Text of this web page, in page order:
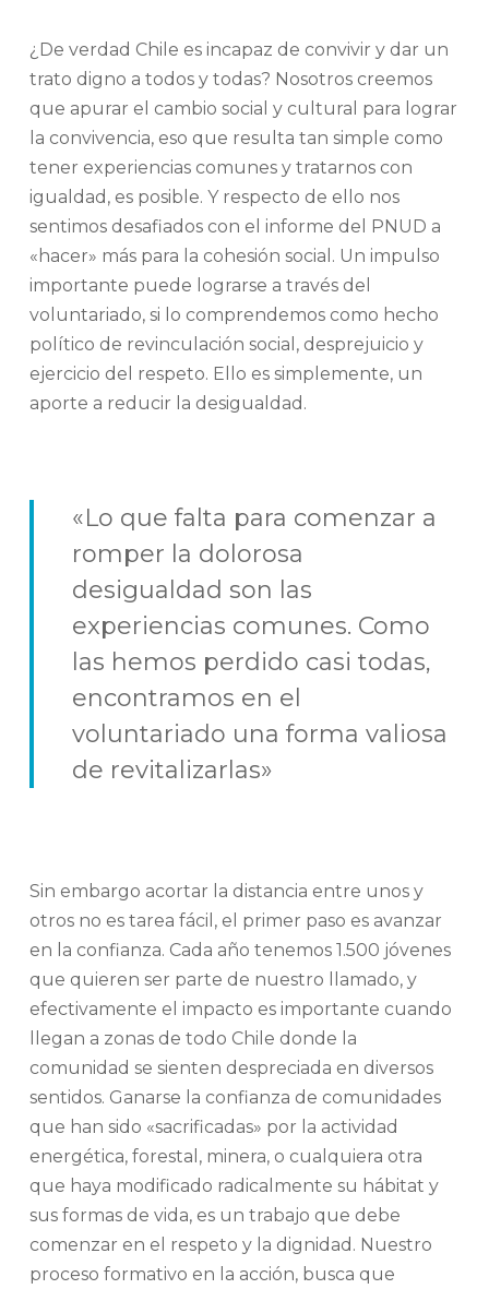
¿De verdad Chile es incapaz de convivir y dar un
trato digno a todos y todas? Nosotros creemos
que apurar el cambio social y cultural para lograr
la convivencia, eso que resulta tan simple como
tener experiencias comunes y tratarnos con
igualdad, es posible. Y respecto de ello nos
sentimos desafiados con el informe del PNUD a
«hacer» más para la cohesión social. Un impulso
importante puede lograrse a través del
voluntariado, si lo comprendemos como hecho
político de revinculación social, desprejuicio y
ejercicio del respeto. Ello es simplemente, un
aporte a reducir la desigualdad.
«Lo que falta para comenzar a
romper la dolorosa
desigualdad son las
experiencias comunes. Como
las hemos perdido casi todas,
encontramos en el
voluntariado una forma valiosa
de revitalizarlas»
Sin embargo acortar la distancia entre unos y
otros no es tarea fácil, el primer paso es avanzar
en la confianza. Cada año tenemos 1.500 jóvenes
que quieren ser parte de nuestro llamado, y
efectivamente el impacto es importante cuando
llegan a zonas de todo Chile donde la
comunidad se sienten despreciada en diversos
sentidos. Ganarse la confianza de comunidades
que han sido «sacrificadas» por la actividad
energética, forestal, minera, o cualquiera otra
que haya modificado radicalmente su hábitat y
sus formas de vida, es un trabajo que debe
comenzar en el respeto y la dignidad. Nuestro
proceso formativo en la acción, busca que